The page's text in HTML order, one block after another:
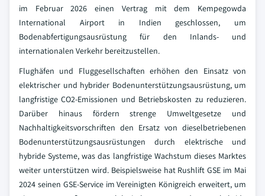
im Februar 2026 einen Vertrag mit dem Kempegowda
International Airport in Indien geschlossen, um
Bodenabfertigungsausrüstung für den Inlands- und
internationalen Verkehr bereitzustellen.
Flughäfen und Fluggesellschaften erhöhen den Einsatz von
elektrischer und hybrider Bodenunterstützungsausrüstung, um
langfristige CO2-Emissionen und Betriebskosten zu reduzieren.
Darüber hinaus fördern strenge Umweltgesetze und
Nachhaltigkeitsvorschriften den Ersatz von dieselbetriebenen
Bodenunterstützungsausrüstungen durch elektrische und
hybride Systeme, was das langfristige Wachstum dieses Marktes
weiter unterstützen wird. Beispielsweise hat Rushlift GSE im Mai
2024 seinen GSE-Service im Vereinigten Königreich erweitert, um